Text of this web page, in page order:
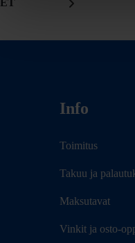
Info
Toimitus
Takuu ja
Maksutavat
Vinkit ja osto-